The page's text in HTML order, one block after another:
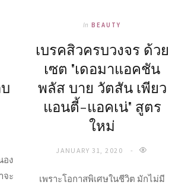
In BEAUTY
เบรคสิวครบวงจร ด้วย
เซต "เดอมาแอคชัน
พลัส บาย วัตสัน เพียว
แอนตี้-แอคเน่" สูตร
ใหม่
JANUARY 31, 2020
เพราะโอกาสพิเศษในชีวิต มักไม่มี
อง
จะ